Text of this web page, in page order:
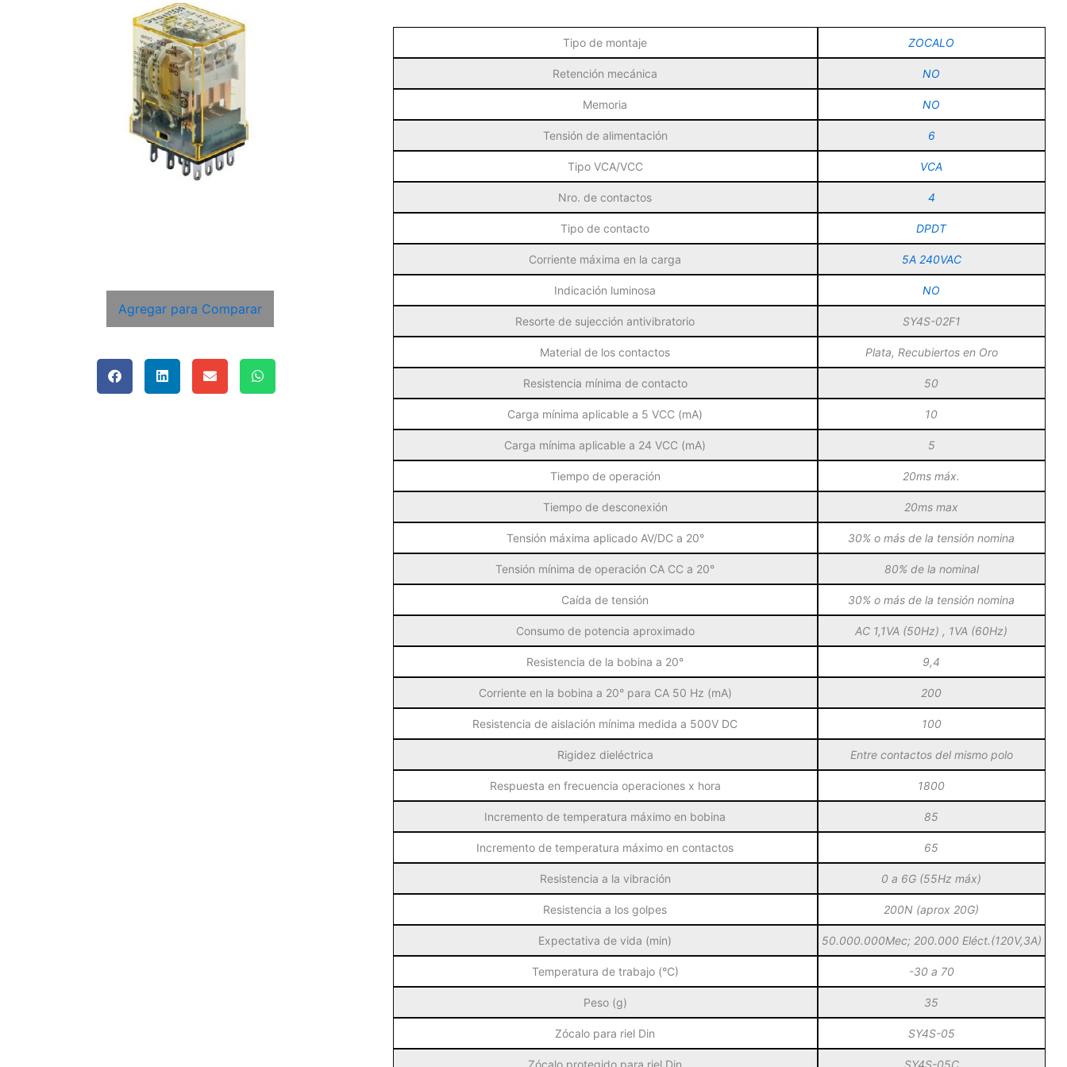
Agregar para Comparar
Tipo de montaje ZOCALO
Retención mecánica NO
Memoria NO
Tensión de alimentación 6
Tipo VCA/VCC VCA
Nro. de contactos 4
Tipo de contacto DPDT
Corriente máxima en la carga 5A 240VAC
Indicación luminosa NO
Resorte de sujección antivibratorio SY4S-02F1
Material de los contactos Plata, Recubiertos en Oro
Resistencia mínima de contacto 50
Carga mínima aplicable a 5 VCC (mA) 10
Carga mínima aplicable a 24 VCC (mA) 5
Tiempo de operación 20ms máx.
Tiempo de desconexión 20ms max
Tensión máxima aplicado AV/DC a 20° 30% o más de la tensión nomina
Tensión mínima de operación CA CC a 20° 80% de la nominal
Caída de tensión 30% o más de la tensión nomina
Consumo de potencia aproximado AC 1,1VA (50Hz) , 1VA (60Hz)
Resistencia de la bobina a 20° 9,4
Corriente en la bobina a 20° para CA 50 Hz (mA) 200
Resistencia de aislación mínima medida a 500V DC 100
Rigidez dieléctrica Entre contactos del mismo polo
Respuesta en frecuencia operaciones x hora 1800
Incremento de temperatura máximo en bobina 85
Incremento de temperatura máximo en contactos 65
Resistencia a la vibración 0 a 6G (55Hz máx)
Resistencia a los golpes 200N (aprox 20G)
Expectativa de vida (min) 50.000.000Mec; 200.000 Eléct.(120V,3A)
Temperatura de trabajo (°C) -30 a 70
Peso (g) 35
Zócalo para riel Din SY4S-05